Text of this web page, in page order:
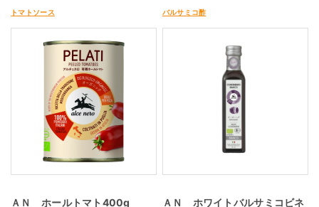
トマトソース バルサミコ酢
ＡＮ ホールトマト400g
ＡＮ ホワイトバルサミコビネ